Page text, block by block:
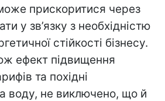
прискоритися через
у зв’язку з необхідністю
стійкості бізнесу.
ефект підвищення
та похідні
воду, не виключено, що й